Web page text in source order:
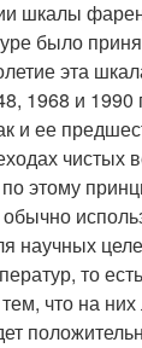
шкалы
было
эта
1968 и 1990
и ее
чистых
этому
научных
то
что на